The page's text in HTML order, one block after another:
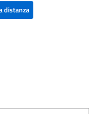
distanza